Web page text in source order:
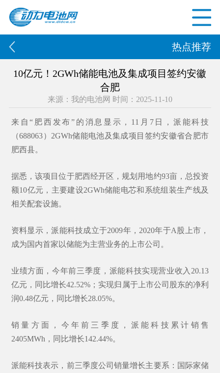
热点推荐
10亿元！2GWh储能电池及集成项目签约安徽
合肥
来源：我的电池网 时间：2025-11-10
来自“肥西发布”的消息显示，11月7日，派能科技
（688063）2GWh储能电池及集成项目签约安徽省合肥市
肥西县。
据悉，该项目位于肥西经开区，规划用地约93亩，总投资
额10亿元，主要建设2GWh储能电芯和系统组装生产线及
相关配套设施。
资料显示，派能科技成立于2009年，2020年于A股上市，
成为国内首家以储能为主营业务的上市公司。
业绩方面，今年前三季度，派能科技实现营业收入20.13
亿元，同比增长42.52%；实现归属于上市公司股东的净利
润0.48亿元，同比增长28.05%。
销量方面，今年前三季度，派能科技累计销售
2405MWh，同比增长142.44%。
派能科技表示，前三季度公司销量增长主要系：国际家储